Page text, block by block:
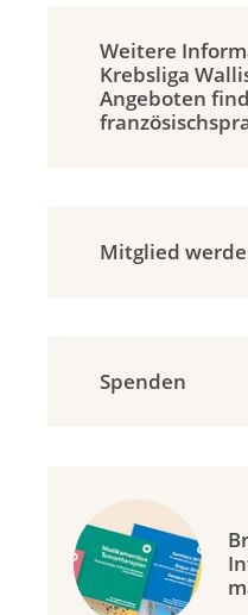
Weitere
Krebsliga
Angeboten
Mitglied
Spenden